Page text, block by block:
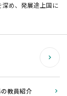
め、発展途上国に
教員紹介